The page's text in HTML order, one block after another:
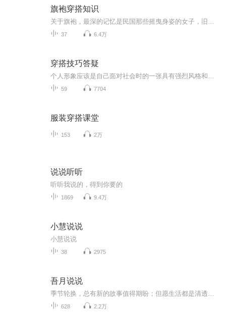
旗袍穿搭知识
37 6.4万
穿搭技巧答疑
59 7704
服装穿搭课堂
153 2万
说说听听
听听我说的，得到你要的
1869 9.4万
小慧说说
小慧说说
38 2975
吾月说说
628 2.2万